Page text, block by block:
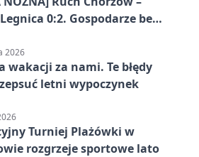
0:2. Gospodarze bez
2026
wakacji za nami. Te błędy
letni wypoczynek
Turniej Plażówki w
rozgrzeje sportowe lato